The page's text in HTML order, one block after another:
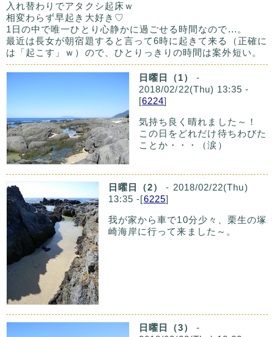
入れ替わりでアタクシ起床ｗ
相変わらず早起き大好き♡
1日の中で唯一ひとり心静かに過ごせる時間なので...。
最近は長女が朝宿題すると言って6時に起きて来る（正確に
は「起こす」ｗ）ので、ひとりっきりの時間は案外短い。
日曜日（1）
-
2018/02/22(Thu) 13:35 -
[6224]
気持ち良く晴れました～！
この日をどれだけ待ちわびた
ことか・・・（涙）
日曜日（2）
- 2018/02/22(Thu)
13:35 -[6225]
我が家から車で10分少々、栗生の塚
崎海岸に行って来ました～。
日曜日（3）
-